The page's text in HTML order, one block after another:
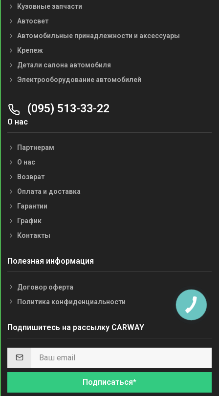
Кузовные запчасти
Автосвет
Автомобильные принадлежности и аксессуары
Крепеж
Детали салона автомобиля
Электрооборудование автомобилей
(095) 513-33-22
О нас
Партнерам
О нас
Возврат
Оплата и доставка
Гарантии
График
Контакты
Полезная информация
Договор оферта
Политика конфиденциальности
Подпишитесь на рассылку CARWAY
Подписаться*